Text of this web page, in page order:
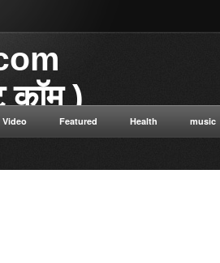
कॉम )
डॉट कॉम विज्ञान से संबंधित
सत्य सनातन संस्कृति नई नई
सेक्स संबंधित रोग एवं उपचार की
Video Featured Health music